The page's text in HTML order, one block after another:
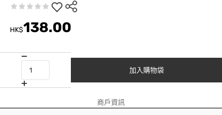
HK$138.00
加入購物袋
商戶資訊